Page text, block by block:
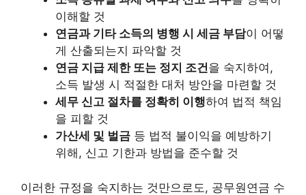
이해할 것
연금과 기타 소득의 병행 시 세금 부담이 어떻
게 산출되는지 파악할 것
연금 지급 제한 또는 정지 조건을 숙지하여,
소득 발생 시 적절한 대처 방안을 마련할 것
세무 신고 절차를 정확히 이행하여 법적 책임
을 피할 것
가산세 및 벌금 등 법적 불이익을 예방하기
위해, 신고 기한과 방법을 준수할 것
이러한 규정을 숙지하는 것만으로도, 공무원연금 수